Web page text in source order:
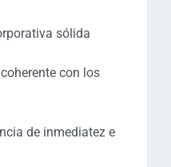
sólida
con los
de inmediatez e